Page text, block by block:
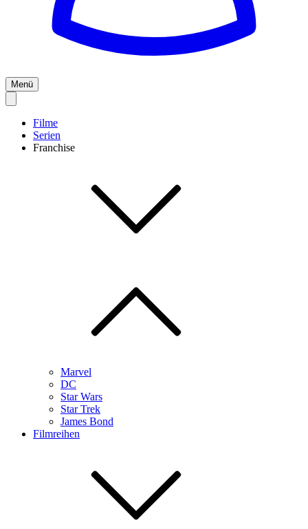
Menü
Filme
Serien
Franchise
Marvel
DC
Star Wars
Star Trek
James Bond
Filmreihen